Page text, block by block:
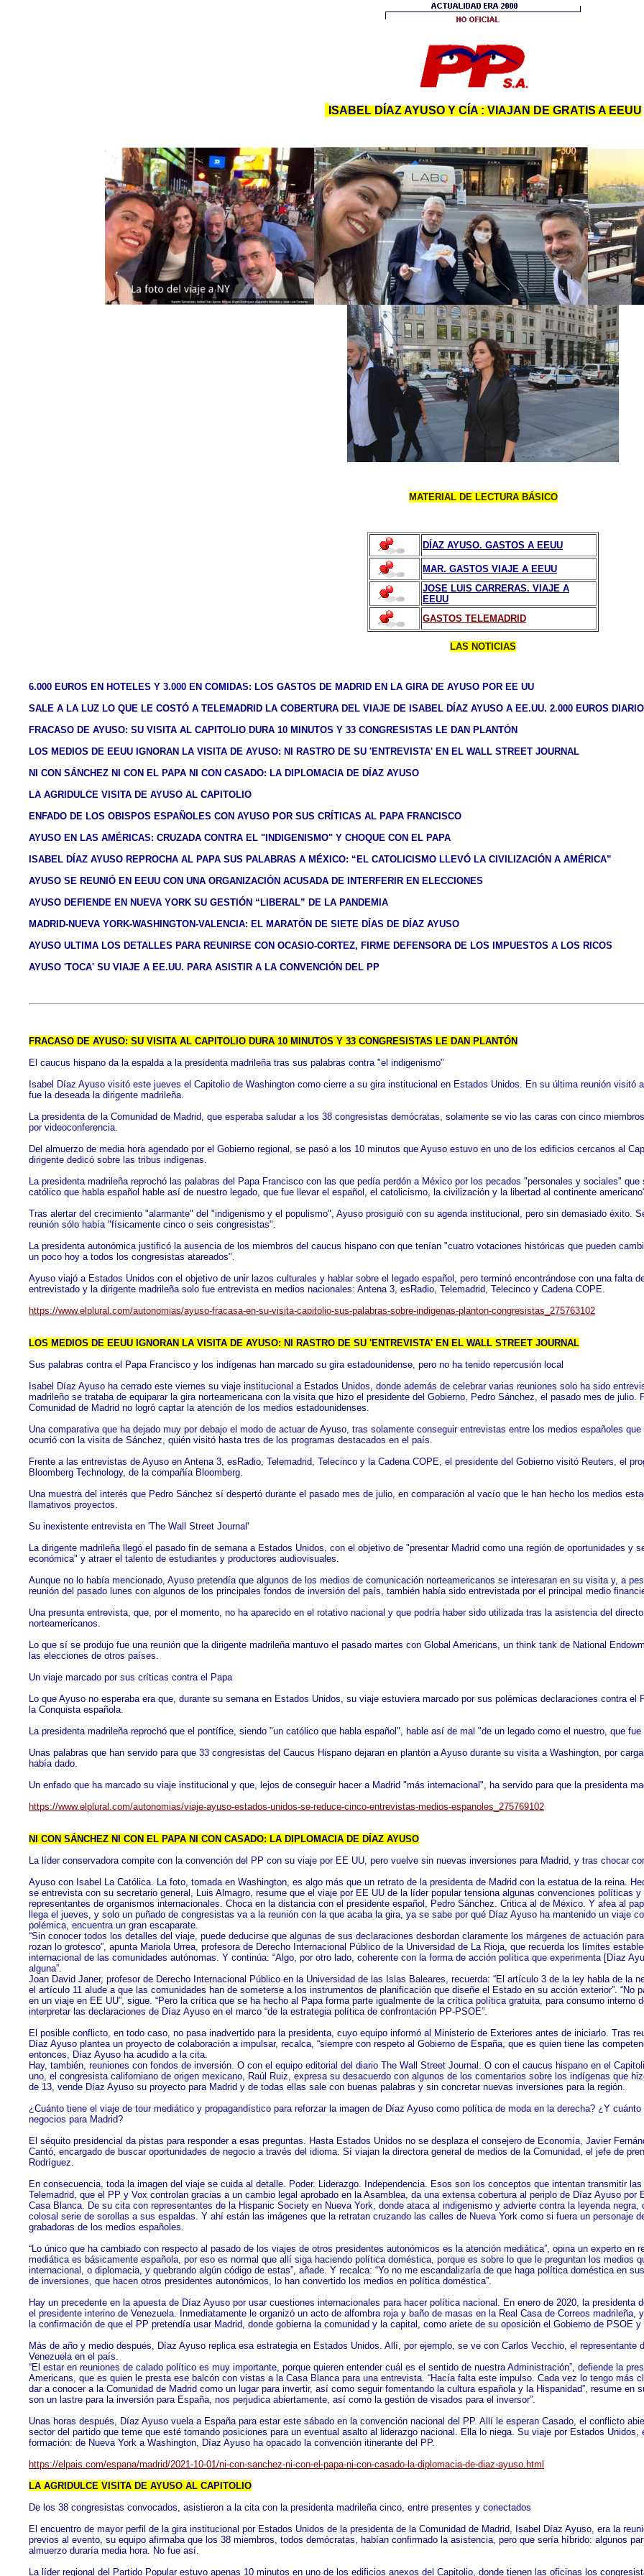
ISABEL DÍAZ AYUSO Y CÍA : VIAJAN DE GRATIS A EEUU
MATERIAL DE LECTURA BÁSICO
DÍAZ AYUSO. GASTOS A EEUU
MAR. GASTOS VIAJE A EEUU
JOSE LUIS CARRERAS. VIAJE A
EEUU
GASTOS TELEMADRID
LAS NOTICIAS
6.000 EUROS EN HOTELES Y 3.000 EN COMIDAS: LOS GASTOS DE MADRID EN LA GIRA DE AYUSO POR EE UU
SALE A LA LUZ LO QUE LE COSTÓ A TELEMADRID LA COBERTURA DEL VIAJE DE ISABEL DÍAZ AYUSO A EE.UU. 2.000 EUROS
FRACASO DE AYUSO: SU VISITA AL CAPITOLIO DURA 10 MINUTOS Y 33 CONGRESISTAS LE DAN PLANTÓN
LOS MEDIOS DE EEUU IGNORAN LA VISITA DE AYUSO: NI RASTRO DE SU 'ENTREVISTA' EN EL WALL STREET JOURNAL
NI CON SÁNCHEZ NI CON EL PAPA NI CON CASADO: LA DIPLOMACIA DE DÍAZ AYUSO
LA AGRIDULCE VISITA DE AYUSO AL CAPITOLIO
ENFADO DE LOS OBISPOS ESPAÑOLES CON AYUSO POR SUS CRÍTICAS AL PAPA FRANCISCO
AYUSO EN LAS AMÉRICAS: CRUZADA CONTRA EL "INDIGENISMO" Y CHOQUE CON EL PAPA
ISABEL DÍAZ AYUSO REPROCHA AL PAPA SUS PALABRAS A MÉXICO: “EL CATOLICISMO LLEVÓ LA CIVILIZACIÓN A AMÉRICA”
AYUSO SE REUNIÓ EN EEUU CON UNA ORGANIZACIÓN ACUSADA DE INTERFERIR EN ELECCIONES
AYUSO DEFIENDE EN NUEVA YORK SU GESTIÓN “LIBERAL” DE LA PANDEMIA
MADRID-NUEVA YORK-WASHINGTON-VALENCIA: EL MARATÓN DE SIETE DÍAS DE DÍAZ AYUSO
AYUSO ULTIMA LOS DETALLES PARA REUNIRSE CON OCASIO-CORTEZ, FIRME DEFENSORA DE LOS IMPUESTOS A LOS RICOS
AYUSO 'TOCA' SU VIAJE A EE.UU. PARA ASISTIR A LA CONVENCIÓN DEL PP
FRACASO DE AYUSO: SU VISITA AL CAPITOLIO DURA 10 MINUTOS Y 33 CONGRESISTAS LE DAN PLANTÓN
El caucus hispano da la espalda a la presidenta madrileña tras sus palabras contra "el indigenismo"
Isabel Díaz Ayuso visitó este jueves el Capitolio de Washington como cierre a su gira institucional en Estados Unidos. En su última reunión
fue la deseada la dirigente madrileña.
La presidenta de la Comunidad de Madrid, que esperaba saludar a los 38 congresistas demócratas, solamente se vio las caras con cinco
por videoconferencia.
Del almuerzo de media hora agendado por el Gobierno regional, se pasó a los 10 minutos que Ayuso estuvo en uno de los edificios cercanos al
dirigente dedicó sobre las tribus indígenas.
La presidenta madrileña reprochó las palabras del Papa Francisco con las que pedía perdón a México por los pecados "personales y sociales"
católico que habla español hable así de nuestro legado, que fue llevar el español, el catolicismo, la civilización y la libertad al continente
Tras alertar del crecimiento "alarmante" del "indigenismo y el populismo", Ayuso prosiguió con su agenda institucional, pero sin demasiado éxito.
reunión sólo había "físicamente cinco o seis congresistas".
La presidenta autonómica justificó la ausencia de los miembros del caucus hispano con que tenían "cuatro votaciones históricas que pueden
un poco hoy a todos los congresistas atareados".
Ayuso viajó a Estados Unidos con el objetivo de unir lazos culturales y hablar sobre el legado español, pero terminó encontrándose con una falta
entrevistado y la dirigente madrileña solo fue entrevista en medios nacionales: Antena 3, esRadio, Telemadrid, Telecinco y Cadena COPE.
https://www.elplural.com/autonomias/ayuso-fracasa-en-su-visita-capitolio-sus-palabras-sobre-indigenas-planton-congresistas_275763102
LOS MEDIOS DE EEUU IGNORAN LA VISITA DE AYUSO: NI RASTRO DE SU 'ENTREVISTA' EN EL WALL STREET JOURNAL
Sus palabras contra el Papa Francisco y los indígenas han marcado su gira estadounidense, pero no ha tenido repercusión local
Isabel Díaz Ayuso ha cerrado este viernes su viaje institucional a Estados Unidos, donde además de celebrar varias reuniones solo ha sido
madrileño se trataba de equiparar la gira norteamericana con la visita que hizo el presidente del Gobierno, Pedro Sánchez, el pasado mes de
Comunidad de Madrid no logró captar la atención de los medios estadounidenses.
Una comparativa que ha dejado muy por debajo el modo de actuar de Ayuso, tras solamente conseguir entrevistas entre los medios españoles
ocurrió con la visita de Sánchez, quién visitó hasta tres de los programas destacados en el país.
Frente a las entrevistas de Ayuso en Antena 3, esRadio, Telemadrid, Telecinco y la Cadena COPE, el presidente del Gobierno visitó Reuters, el
Bloomberg Technology, de la compañía Bloomberg.
Una muestra del interés que Pedro Sánchez sí despertó durante el pasado mes de julio, en comparación al vacío que le han hecho los medios
llamativos proyectos.
Su inexistente entrevista en 'The Wall Street Journal'
La dirigente madrileña llegó el pasado fin de semana a Estados Unidos, con el objetivo de "presentar Madrid como una región de oportunidades y
económica" y atraer el talento de estudiantes y productores audiovisuales.
Aunque no lo había mencionado, Ayuso pretendía que algunos de los medios de comunicación norteamericanos se interesaran en su visita y, a
reunión del pasado lunes con algunos de los principales fondos de inversión del país, también había sido entrevistada por el principal medio
Una presunta entrevista, que, por el momento, no ha aparecido en el rotativo nacional y que podría haber sido utilizada tras la asistencia del
norteamericanos.
Lo que sí se produjo fue una reunión que la dirigente madrileña mantuvo el pasado martes con Global Americans, un think tank de National
las elecciones de otros países.
Un viaje marcado por sus críticas contra el Papa
Lo que Ayuso no esperaba era que, durante su semana en Estados Unidos, su viaje estuviera marcado por sus polémicas declaraciones contra
la Conquista española.
La presidenta madrileña reprochó que el pontífice, siendo "un católico que habla español", hable así de mal "de un legado como el nuestro, que
Unas palabras que han servido para que 33 congresistas del Caucus Hispano dejaran en plantón a Ayuso durante su visita a Washington, por
había dado.
Un enfado que ha marcado su viaje institucional y que, lejos de conseguir hacer a Madrid "más internacional", ha servido para que la presidenta
https://www.elplural.com/autonomias/viaje-ayuso-estados-unidos-se-reduce-cinco-entrevistas-medios-espanoles_275769102
NI CON SÁNCHEZ NI CON EL PAPA NI CON CASADO: LA DIPLOMACIA DE DÍAZ AYUSO
La líder conservadora compite con la convención del PP con su viaje por EE UU, pero vuelve sin nuevas inversiones para Madrid, y tras chocar
Ayuso con Isabel La Católica. La foto, tomada en Washington, es algo más que un retrato de la presidenta de Madrid con la estatua de la reina.
se entrevista con su secretario general, Luis Almagro, resume que el viaje por EE UU de la líder popular tensiona algunas convenciones políticas
representantes de organismos internacionales. Choca en la distancia con el presidente español, Pedro Sánchez. Critica al de México. Y afea al
llega el jueves, y solo un puñado de congresistas va a la reunión con la que acaba la gira, ya se sabe por qué Díaz Ayuso ha mantenido un viaje
polémica, encuentra un gran escaparate.
“Sin conocer todos los detalles del viaje, puede deducirse que algunas de sus declaraciones desbordan claramente los márgenes de actuación
rozan lo grotesco”, apunta Mariola Urrea, profesora de Derecho Internacional Público de la Universidad de La Rioja, que recuerda los límites
internacional de las comunidades autónomas. Y continúa: “Algo, por otro lado, coherente con la forma de acción política que experimenta [Díaz
alguna”.
Joan David Janer, profesor de Derecho Internacional Público en la Universidad de las Islas Baleares, recuerda: “El artículo 3 de la ley habla de la
el artículo 11 alude a que las comunidades han de someterse a los instrumentos de planificación que diseñe el Estado en su acción exterior”.
en un viaje en EE UU”, sigue. “Pero la crítica que se ha hecho al Papa forma parte igualmente de la crítica política gratuita, para consumo
interpretar las declaraciones de Díaz Ayuso en el marco “de la estrategia política de confrontación PP-PSOE”.
El posible conflicto, en todo caso, no pasa inadvertido para la presidenta, cuyo equipo informó al Ministerio de Exteriores antes de iniciarlo. Tras
Díaz Ayuso plantea un proyecto de colaboración a impulsar, recalca, “siempre con respeto al Gobierno de España, que es quien tiene las
entonces, Díaz Ayuso ha acudido a la cita.
Hay, también, reuniones con fondos de inversión. O con el equipo editorial del diario The Wall Street Journal. O con el caucus hispano en el
uno, el congresista californiano de origen mexicano, Raúl Ruiz, expresa su desacuerdo con algunos de los comentarios sobre los indígenas que
de 13, vende Díaz Ayuso su proyecto para Madrid y de todas ellas sale con buenas palabras y sin concretar nuevas inversiones para la región.
¿Cuánto tiene el viaje de tour mediático y propagandístico para reforzar la imagen de Díaz Ayuso como política de moda en la derecha? ¿Y
negocios para Madrid?
El séquito presidencial da pistas para responder a esas preguntas. Hasta Estados Unidos no se desplaza el consejero de Economía, Javier
Cantó, encargado de buscar oportunidades de negocio a través del idioma. Sí viajan la directora general de medios de la Comunidad, el jefe de
Rodríguez.
En consecuencia, toda la imagen del viaje se cuida al detalle. Poder. Liderazgo. Independencia. Esos son los conceptos que intentan transmitir
Telemadrid, que el PP y Vox controlan gracias a un cambio legal aprobado en la Asamblea, da una extensa cobertura al periplo de Díaz Ayuso
Casa Blanca. De su cita con representantes de la Hispanic Society en Nueva York, donde ataca al indigenismo y advierte contra la leyenda
colosal serie de sorollas a sus espaldas. Y ahí están las imágenes que la retratan cruzando las calles de Nueva York como si fuera un personaje
grabadoras de los medios españoles.
“Lo único que ha cambiado con respecto al pasado de los viajes de otros presidentes autonómicos es la atención mediática”, opina un experto en
mediática es básicamente española, por eso es normal que allí siga haciendo política doméstica, porque es sobre lo que le preguntan los medios
internacional, o diplomacia, y quebrando algún código de estas”, añade. Y recalca: “Yo no me escandalizaría de que haga política doméstica en
de inversiones, que hacen otros presidentes autonómicos, lo han convertido los medios en política doméstica”.
Hay un precedente en la apuesta de Díaz Ayuso por usar cuestiones internacionales para hacer política nacional. En enero de 2020, la
el presidente interino de Venezuela. Inmediatamente le organizó un acto de alfombra roja y baño de masas en la Real Casa de Correos
la confirmación de que el PP pretendía usar Madrid, donde gobierna la comunidad y la capital, como ariete de su oposición el Gobierno de PSOE
Más de año y medio después, Díaz Ayuso replica esa estrategia en Estados Unidos. Allí, por ejemplo, se ve con Carlos Vecchio, el representante
Venezuela en el país.
“El estar en reuniones de calado político es muy importante, porque quieren entender cuál es el sentido de nuestra Administración”, defiende la
Americans, que es quien le presta ese balcón con vistas a la Casa Blanca para una entrevista. “Hacía falta este impulso. Cada vez lo tengo más
dar a conocer a la Comunidad de Madrid como un lugar para invertir, así como seguir fomentando la cultura española y la Hispanidad”, resume
son un lastre para la inversión para España, nos perjudica abiertamente, así como la gestión de visados para el inversor”.
Unas horas después, Díaz Ayuso vuela a España para estar este sábado en la convención nacional del PP. Allí le esperan Casado, el conflicto
sector del partido que teme que esté tomando posiciones para un eventual asalto al liderazgo nacional. Ella lo niega. Su viaje por Estados
formación: de Nueva York a Washington, Díaz Ayuso ha opacado la convención itinerante del PP.
https://elpais.com/espana/madrid/2021-10-01/ni-con-sanchez-ni-con-el-papa-ni-con-casado-la-diplomacia-de-diaz-ayuso.html
LA AGRIDULCE VISITA DE AYUSO AL CAPITOLIO
De los 38 congresistas convocados, asistieron a la cita con la presidenta madrileña cinco, entre presentes y conectados
El encuentro de mayor perfil de la gira institucional por Estados Unidos de la presidenta de la Comunidad de Madrid, Isabel Díaz Ayuso, era la
previos al evento, su equipo afirmaba que los 38 miembros, todos demócratas, habían confirmado la asistencia, pero que sería híbrido: algunos
almuerzo duraría media hora. No fue así.
La líder regional del Partido Popular estuvo apenas 10 minutos en uno de los edificios anexos del Capitolio, donde tienen las oficinas los